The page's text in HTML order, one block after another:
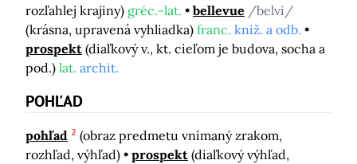
rozľahlej krajiny) gréc.-lat. bellevue /belvi/
(krásna, upravená vyhliadka) franc. kniž. a odb.
prospekt (diaľkový v., kt. cieľom je budova, socha a
pod.) lat. archit.
POHĽAD
pohľad 2 (obraz predmetu vnímaný zrakom,
rozhľad, výhľad)
prospekt (diaľkový výhľad,